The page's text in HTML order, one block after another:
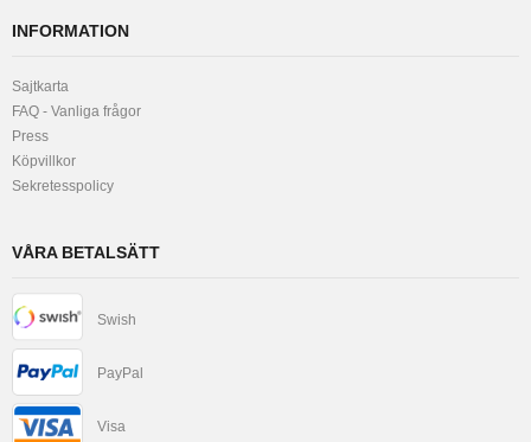
INFORMATION
Sajtkarta
FAQ - Vanliga frågor
Press
Köpvillkor
Sekretesspolicy
VÅRA BETALSÄTT
Swish
PayPal
Visa